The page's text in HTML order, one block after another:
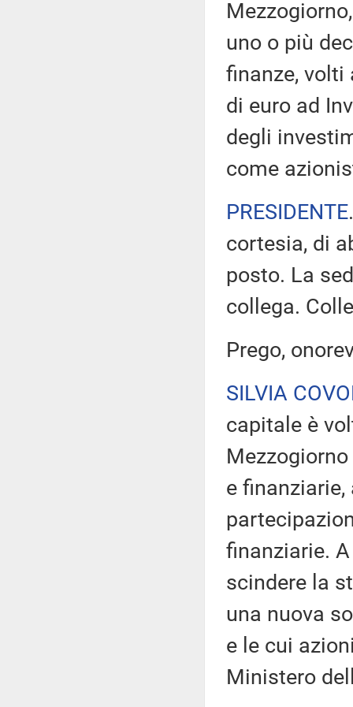
uno o più
finanze, volti
di euro ad
degli
come
PRESIDENTE
cortesia, di
posto. La
collega.
Prego,
SILVIA
capitale è
e
finanziarie.
scindere la
una nuova
e le cui
Ministero